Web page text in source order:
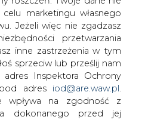
marketingu własnego
Jeżeli więc nie zgadzasz
przetwarzania
inne zastrzeżenia w tym
sprzeciw lub prześlij nam
adres Inspektora Ochrony
adres iod@are.waw.pl.
wpływa na zgodność z
dokonanego przed jej
Wydziału oraz Radę
Cieplnej i Mechaniki
Rady Społecznej wszedł
zaś członkiem Rady
Techniczny Dariusz
organów będzie
działalności Wydziału i